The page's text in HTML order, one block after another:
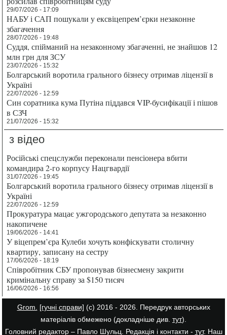
29/07/2026 - 17:09
НАБУ і САП пошукали у ексвіцепрем’єрки незаконне
збагачення
28/07/2026 - 19:48
Суддя, спійманий на незаконному збагаченні, не знайшов 12
млн грн для ЗСУ
23/07/2026 - 15:32
Болгарський воротила грального бізнесу отримав ліцензії в
Україні
22/07/2026 - 12:59
Син соратника кума Путіна піддався VIP-бусифікації і пішов
в СЗЧ
21/07/2026 - 15:32
з відео
Російські спецслужби переконали пенсіонера вбити
командира 2-го корпусу Нацгвардії
31/07/2026 - 19:45
Болгарський воротила грального бізнесу отримав ліцензії в
Україні
22/07/2026 - 12:59
Прокуратура мацає ужгородського депутата за незаконно
накопичене
19/06/2026 - 14:41
У віцепрем’єра Кулеби хочуть конфіскувати столичну
квартиру, записану на сестру
17/06/2026 - 18:19
Співробітник СБУ пропонував бізнесмену закрити
кримінальну справу за $150 тисяч
16/06/2026 - 16:56
Grom. [гучні справи] (с) 2016 - 2026. Передрук авторських
матеріалів обмежено (докладніше див. тут).
Головний редактор – Павло Шульц. Редакція і контакти - тут. Наш